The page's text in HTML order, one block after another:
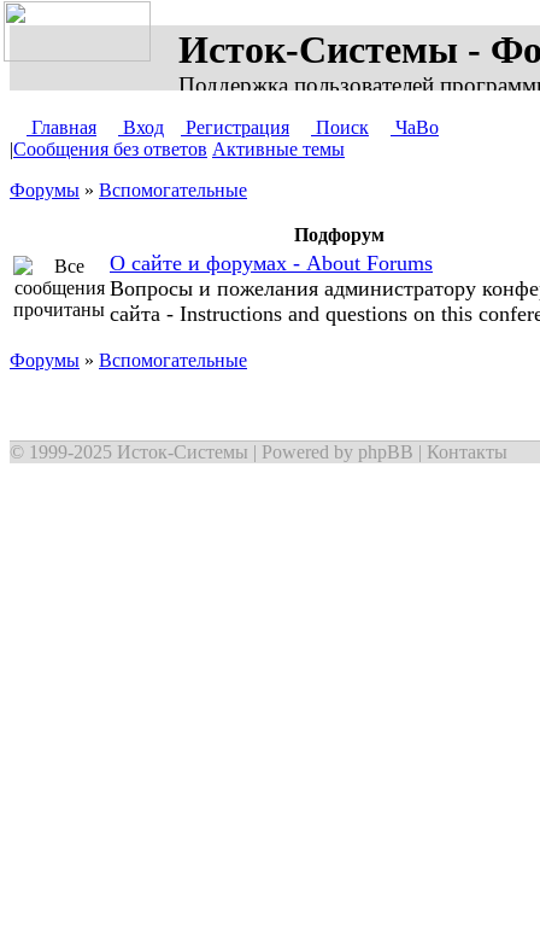
Исток-Системы -
Поддержка пользователей
Главная Вход Регистрация Поиск
ЧаВо
|Сообщения без ответов Активные темы
Форумы » Вспомогательные
Подфорум
О сайте и форумах - About Forums
Вопросы и пожелания администратору
сайта - Instructions and questions on this
Форумы » Вспомогательные
© 1999-2025 Исток-Системы | Powered by phpBB | Контакты